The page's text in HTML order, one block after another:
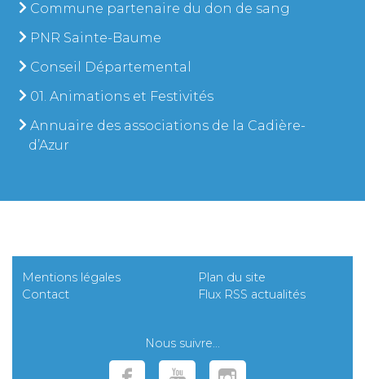
Commune partenaire du don de sang
PNR Sainte-Baume
Conseil Départemental
01. Animations et Festivités
Annuaire des associations de la Cadière-
d’Azur
Mentions légales
Contact
Plan du site
Flux RSS actualités
Nous suivre...